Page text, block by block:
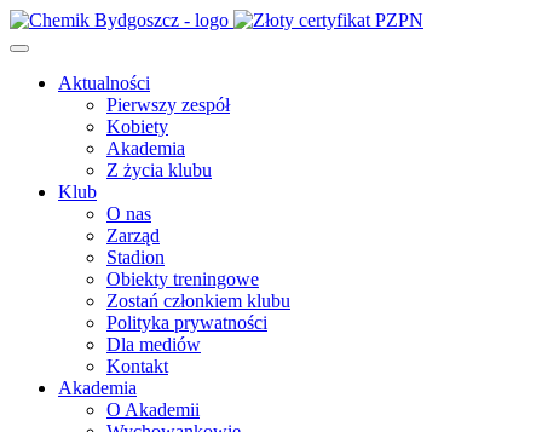
Aktualności
Pierwszy zespół
Kobiety
Akademia
Z życia klubu
Klub
O nas
Zarząd
Stadion
Obiekty treningowe
Zostań członkiem klubu
Polityka prywatności
Dla mediów
Kontakt
Akademia
O Akademii